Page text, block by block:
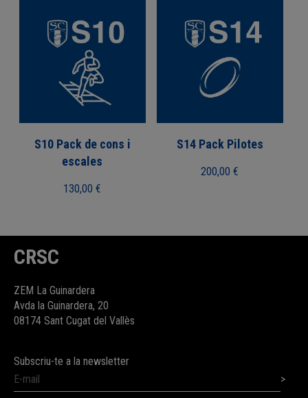
S10 Pack de cons i
escales
130,00€
S14 Pack Pilotes
200,00€
CRSC
ZEM La Guinardera
Avda la Guinardera, 20
08174 Sant Cugat del Vallès
Subscriu-te a la newsletter